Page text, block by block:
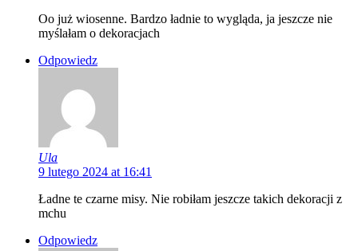
Oo już wiosenne. Bardzo ładnie to wygląda, ja jeszcze nie
myślałam o dekoracjach
Odpowiedz
Ula
9 lutego 2024 at 16:41
Ładne te czarne misy. Nie robiłam jeszcze takich dekoracji z
mchu
Odpowiedz